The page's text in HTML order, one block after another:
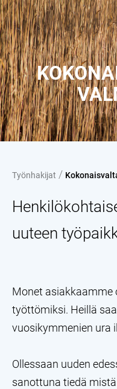
Työnhakijat /
uuteen
Monet asiakkaamme
työttömiksi. Heillä
vuosikymmenien ura
Ollessaan uuden
sanottuna tiedä